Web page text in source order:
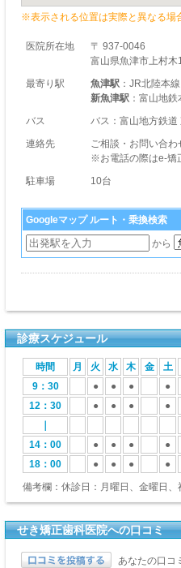
※表示される位置は実際と異なる場
医院所在地
〒 937-0046
富山県魚津市上村木
最寄り駅
魚津駅 ：JR北陸本線
新魚津駅 ：富山地鉄
バス
バス：富山地方鉄
連絡先
ご相談・お問い合わ
※お電話の際はe-矯
駐車場
10台
Googleマップ ルート・乗換検索
から
診療スケジュール
時間 月 火 水 木 金 土
9：30
● ● ● ●
12：30
● ● ● ●
14：00
● ● ● ●
18：00
● ● ● ●
備考欄：休診日：月曜日、金曜日、
せき矯正歯科医院への口コミ
あなたの口コ